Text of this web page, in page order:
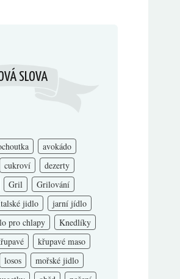
SLOVA
avokádo
cukroví
dezerty
Gril
Grilování
jidlo
jarní jídlo
pro chlapy
Knedlíky
křupavé maso
losos
mořské jidlo